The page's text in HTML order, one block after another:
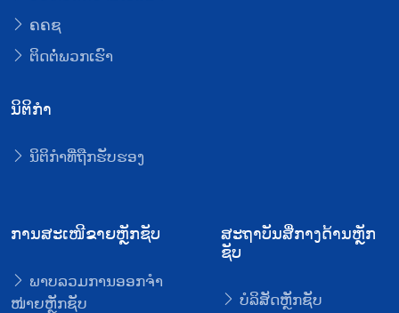
ຄຄຊ
ຕິດຕໍ່ພວກເຮົາ
ນິຕິກໍາ
ນິຕິກໍາທີ່ຖືກຮັບຮອງ
ການສະເໜີຂາຍຫຼັກຊັບ
ພາບລວມການອອກຈໍາ
ໜ່າຍຫຼັກຊັບ
ສະຖາບັນສື່ກາງດ້ານຫຼັກ
ຊັບ
ບໍລິສັດຫຼັກຊັບ